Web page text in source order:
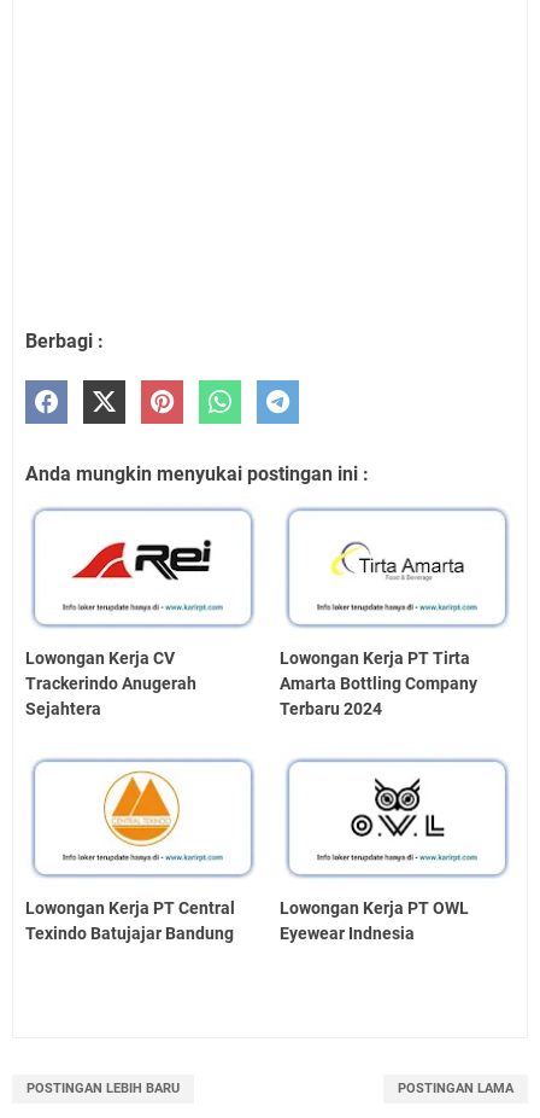
Berbagi :
Anda mungkin menyukai postingan ini :
Lowongan Kerja CV
Trackerindo Anugerah
Sejahtera
Lowongan Kerja PT Tirta
Amarta Bottling Company
Terbaru 2024
Lowongan Kerja PT Central
Texindo Batujajar Bandung
Lowongan Kerja PT OWL
Eyewear Indnesia
POSTINGAN LEBIH BARU POSTINGAN LAMA